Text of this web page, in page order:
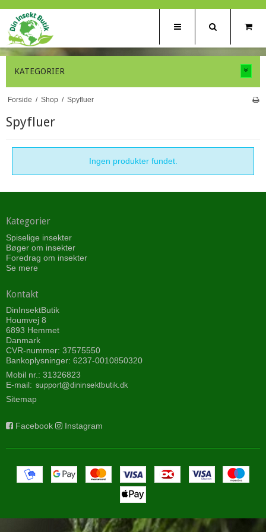
KATEGORIER
Forside / Shop / Spyfluer
Spyfluer
Ingen produkter fundet.
Kategorier
Spiselige insekter
Bøger om insekter
Foredrag om insekter
Se mere
Kontakt
DinInsektButik
Houmvej 8
6893 Hemmet
Danmark
CVR-nummer: 37575550
Bankoplysninger: 6237-0010850320
Mobil nr.: 31326823
E-mail:
Sitemap
Facebook Instagram